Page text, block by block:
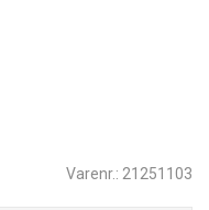
Varenr.: 21251103